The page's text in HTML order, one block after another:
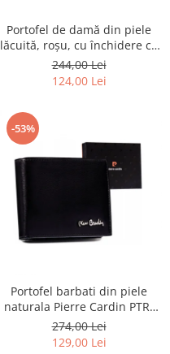
Portofel de damă din piele
lăcuită, roșu, cu închidere cu
capsă - Rovicky PTR-RH-22-1-
RS RED
244,00 Lei
124,00 Lei
-53%
Portofel barbati din piele
naturala Pierre Cardin PTR-
8806 TILAK51
274,00 Lei
129,00 Lei